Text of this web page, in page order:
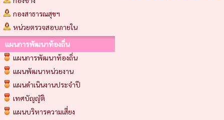
กองสาธารณสุขฯ
หน่วยตรวจสอบภายใน
แผนการพัฒนาท้องถิ่น
แผนการพัฒนาท้องถิ่น
แผนพัฒนาหน่วยงาน
แผนดำเนินงานประจำปี
เทศบัญญัติ
แผนบริหารความเสี่ยง